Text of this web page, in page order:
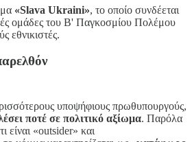
«Slava Ukraini», το οποίο συνδέεται
ομάδες του Β' Παγκοσμίου Πολέμου
εθνικιστές.
υποψήφιους πρωθυπουργούς,
ποτέ σε πολιτικό αξίωμα. Παρόλα
είναι «outsider» και